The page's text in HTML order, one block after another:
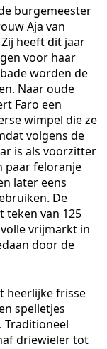
burgemeester
Aja van
heeft dit jaar
voor haar
worden de
Naar oude
Faro een
wimpel die ze
volgens de
is als voorzitter
paar feloranje
later eens
De
teken van 125
vrijmarkt in
door de
heerlijke frisse
spelletjes
Traditioneel
driewieler tot